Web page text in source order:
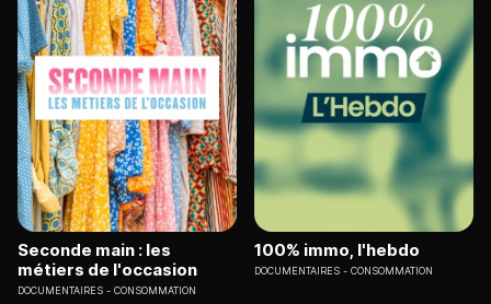
Seconde main : les
métiers de l'occasion
DOCUMENTAIRES CONSOMMATION
100% immo, l'hebdo
DOCUMENTAIRES CONSOMMATION